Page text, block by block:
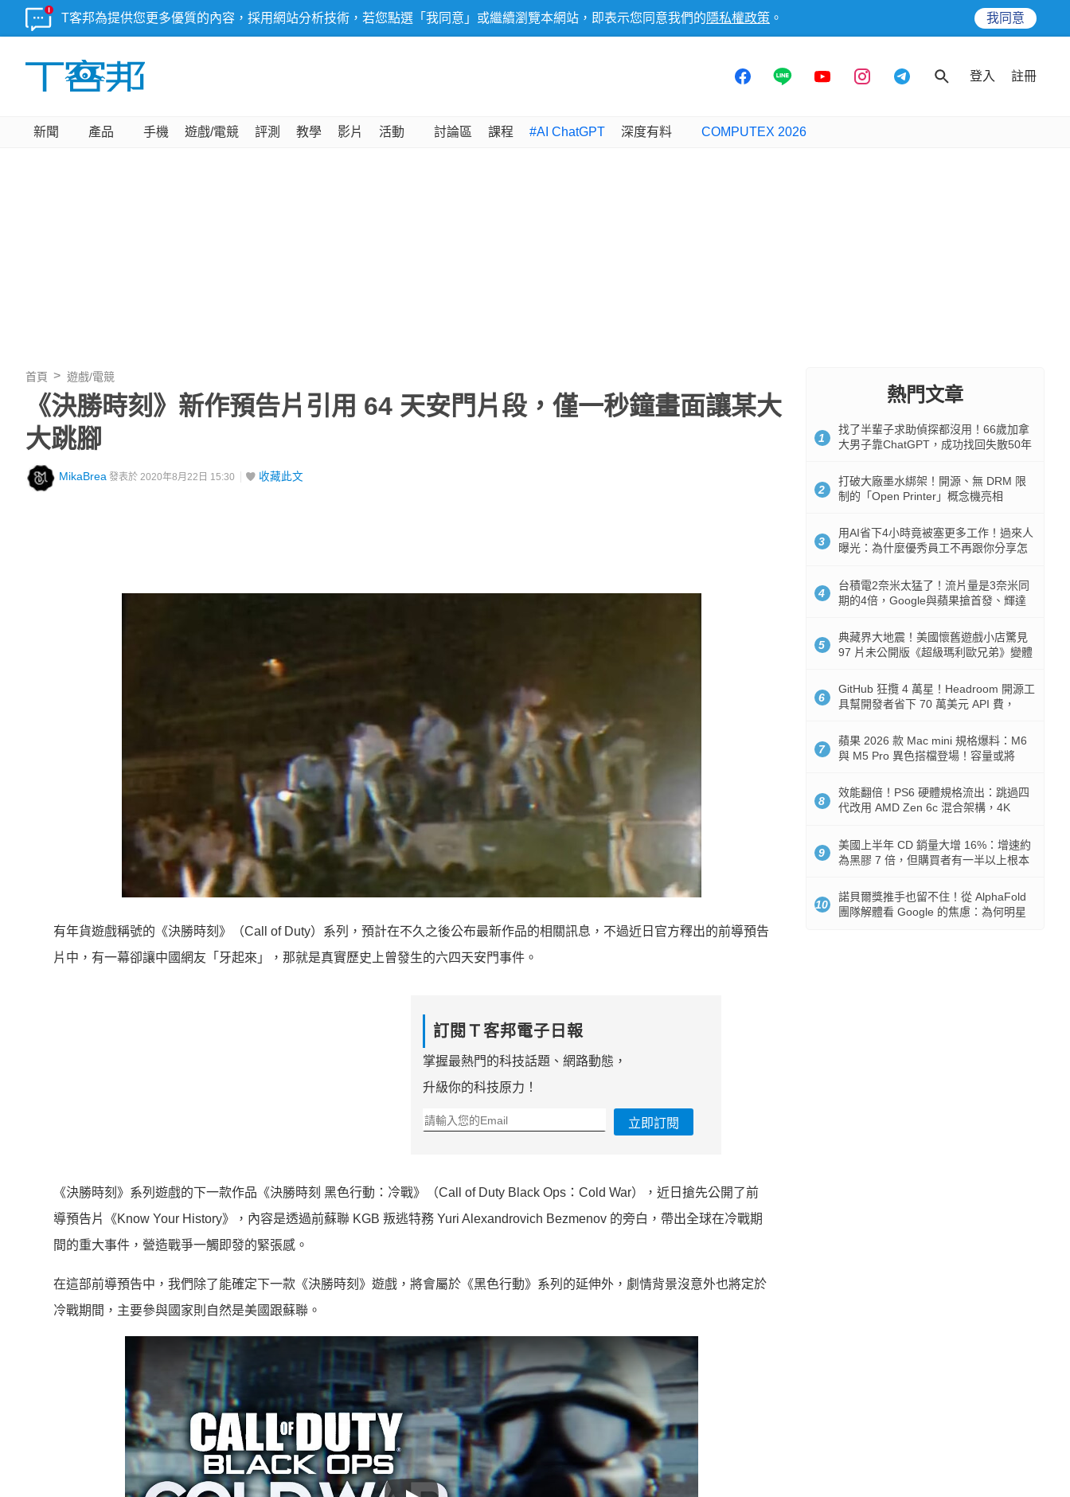
T客邦為提供您更多優質的內容，採用網站分析技術，若您點選「我同意」或繼續瀏覽本網站，即表示您同意我們的 隱私權政策 。 我同意
登入 註冊
新聞 產品 手機 遊戲/電競 評測 教學 影片 活動 討論區 課程 #AI ChatGPT 深度有料 COMPUTEX 2026
首頁 遊戲/電競
《決勝時刻》新作預告片引用 64 天安門片段，僅一秒鐘畫面讓某大
大跳腳
MikaBrea 發表於 2020年8月22日 15:30 收藏此文
有年貨遊戲稱號的《決勝時刻》（Call of Duty）系列，預計在不久之後公布最新作品的相關訊息，不過近日官方釋出的前導預告
片中，有一幕卻讓中國網友「牙起來」，那就是真實歷史上曾發生的六四天安門事件。
訂閱Ｔ客邦電子日報
掌握最熱門的科技話題、網路動態，
升級你的科技原力！
立即訂閱
《決勝時刻》系列遊戲的下一款作品《決勝時刻 黑色行動：冷戰》（Call of Duty Black Ops：Cold War），近日搶先公開了前
導預告片《Know Your History》，內容是透過前蘇聯 KGB 叛逃特務 Yuri Alexandrovich Bezmenov 的旁白，帶出全球在冷戰期
間的重大事件，營造戰爭一觸即發的緊張感。
在這部前導預告中，我們除了能確定下一款《決勝時刻》遊戲，將會屬於《黑色行動》系列的延伸外，劇情背景沒意外也將定於
冷戰期間，主要參與國家則自然是美國跟蘇聯。
熱門文章
1
找了半輩子求助偵探都沒用！66歲加拿
大男子靠ChatGPT，成功找回失散50年
2
打破大廠墨水綁架！開源、無 DRM 限
制的「Open Printer」概念機亮相
3
用AI省下4小時竟被塞更多工作！過來人
曝光：為什麼優秀員工不再跟你分享怎
4
台積電2奈米太猛了！流片量是3奈米同
期的4倍，Google與蘋果搶首發、輝達
5
典藏界大地震！美國懷舊遊戲小店驚見
97 片未公開版《超級瑪利歐兄弟》變體
6
GitHub 狂攬 4 萬星！Headroom 開源工
具幫開發者省下 70 萬美元 API 費，
7
蘋果 2026 款 Mac mini 規格爆料：M6
與 M5 Pro 異色搭檔登場！容量或將
8
效能翻倍！PS6 硬體規格流出：跳過四
代改用 AMD Zen 6c 混合架構，4K
9
美國上半年 CD 銷量大增 16%：增速約
為黑膠 7 倍，但購買者有一半以上根本
10
諾貝爾獎推手也留不住！從 AlphaFold
團隊解體看 Google 的焦慮：為何明星